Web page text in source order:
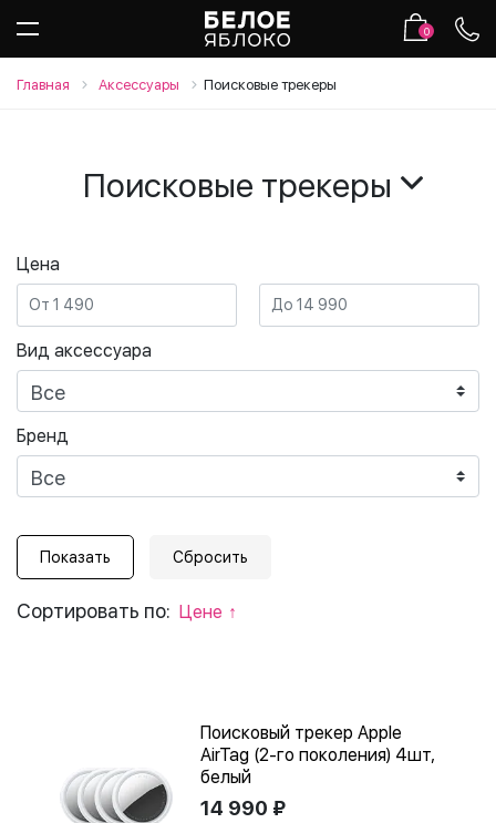
0
Главная Аксессуары Поисковые трекеры
Поисковые трекеры
Цена
Вид аксессуара
Бренд
Сортировать по: Цене
Поисковый трекер Apple
AirTag (2-го поколения) 4шт,
белый
14 990 ₽